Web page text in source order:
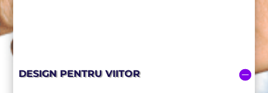
DESIGN PENTRU VIITOR